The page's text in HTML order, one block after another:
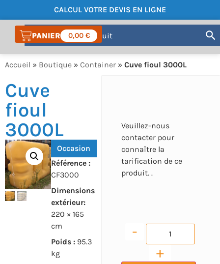
CALCUL VOTRE DEVIS EN LIGNE
COMPTE 0,00 €
Accueil » Boutique » Container » Cuve fioul 3000L
Cuve
fioul
3000L
Occasion
Référence :
CF3000
Dimensions
extérieur:
220 × 165
cm
Poids :95.3
kg
Veuillez-nous
contacter pour
connaître la
tarification de ce
produit. .
-
+